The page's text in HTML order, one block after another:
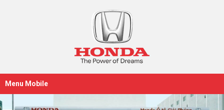
Menu Mobile